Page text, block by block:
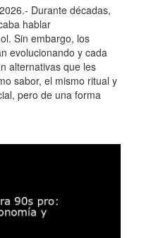
Durante décadas,
hablar
Sin embargo, los
evolucionando y cada
alternativas que les
sabor, el mismo ritual y
pero de una forma